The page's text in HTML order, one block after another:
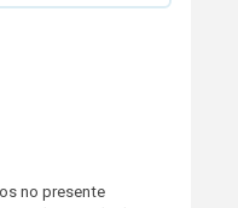
no presente